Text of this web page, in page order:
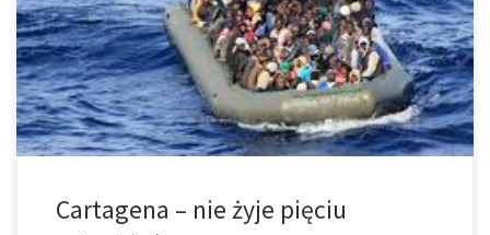
łódź, w której znajdowały się ciała pięciu mężczyzn, jak się
okazało, uchodźców. Statek handlowy „Baltic Wave” odkrył na
około 130 kilometrów przed […]
Cartagena – nie żyje pięciu